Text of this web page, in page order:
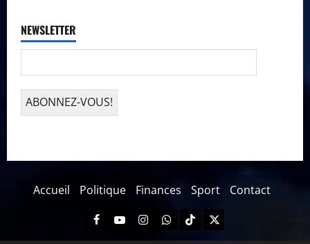
NEWSLETTER
Accueil Politique Finances Sport Contact